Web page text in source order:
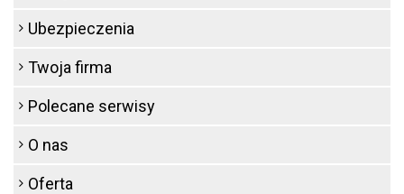
Ubezpieczenia
Twoja firma
Polecane serwisy
O nas
Oferta